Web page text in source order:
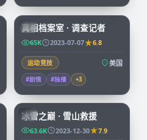
CN
50:05
真相档案室 · 调查记者
65K 2023-07-07 6.8
运动竞技 美国
#剧情 #独播 +3
CN
冰雪之巅 · 雪山救援
63.6K 2023-12-30 7.9